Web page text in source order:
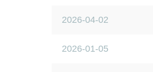
2026-04-02
2026-01-05